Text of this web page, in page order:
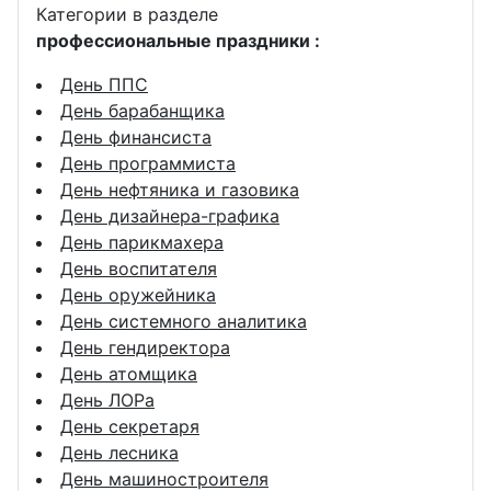
Категории в разделе
профессиональные праздники :
День ППС
День барабанщика
День финансиста
День программиста
День нефтяника и газовика
День дизайнера-графика
День парикмахера
День воспитателя
День оружейника
День системного аналитика
День гендиректора
День атомщика
День ЛОРа
День секретаря
День лесника
День машиностроителя